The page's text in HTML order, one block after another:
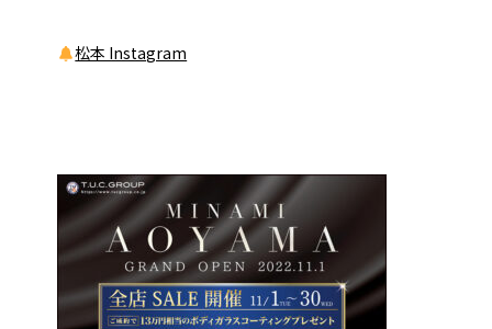
松本 Instagram